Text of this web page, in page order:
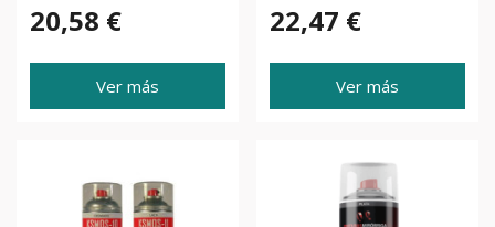
20,58 €
Ver más
22,47 €
Ver más